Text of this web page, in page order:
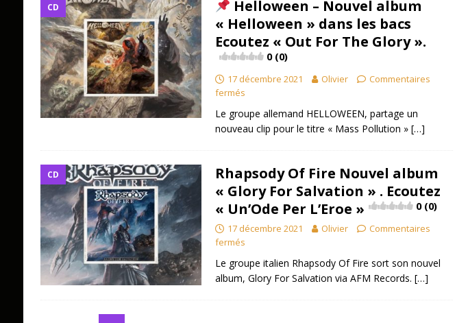
CD
Helloween – Nouvel album
« Helloween » dans les bacs
Ecoutez « Out For The Glory ».
0 (0)
17 décembre 2021 Olivier
Commentaires
fermés
Le groupe allemand HELLOWEEN, partage un
nouveau clip pour le titre « Mass Pollution » […]
CD
Rhapsody Of Fire Nouvel album
« Glory For Salvation » . Ecoutez
« Un’Ode Per L’Eroe »
0 (0)
17 décembre 2021 Olivier
Commentaires
fermés
Le groupe italien Rhapsody Of Fire sort son nouvel
album, Glory For Salvation via AFM Records. […]